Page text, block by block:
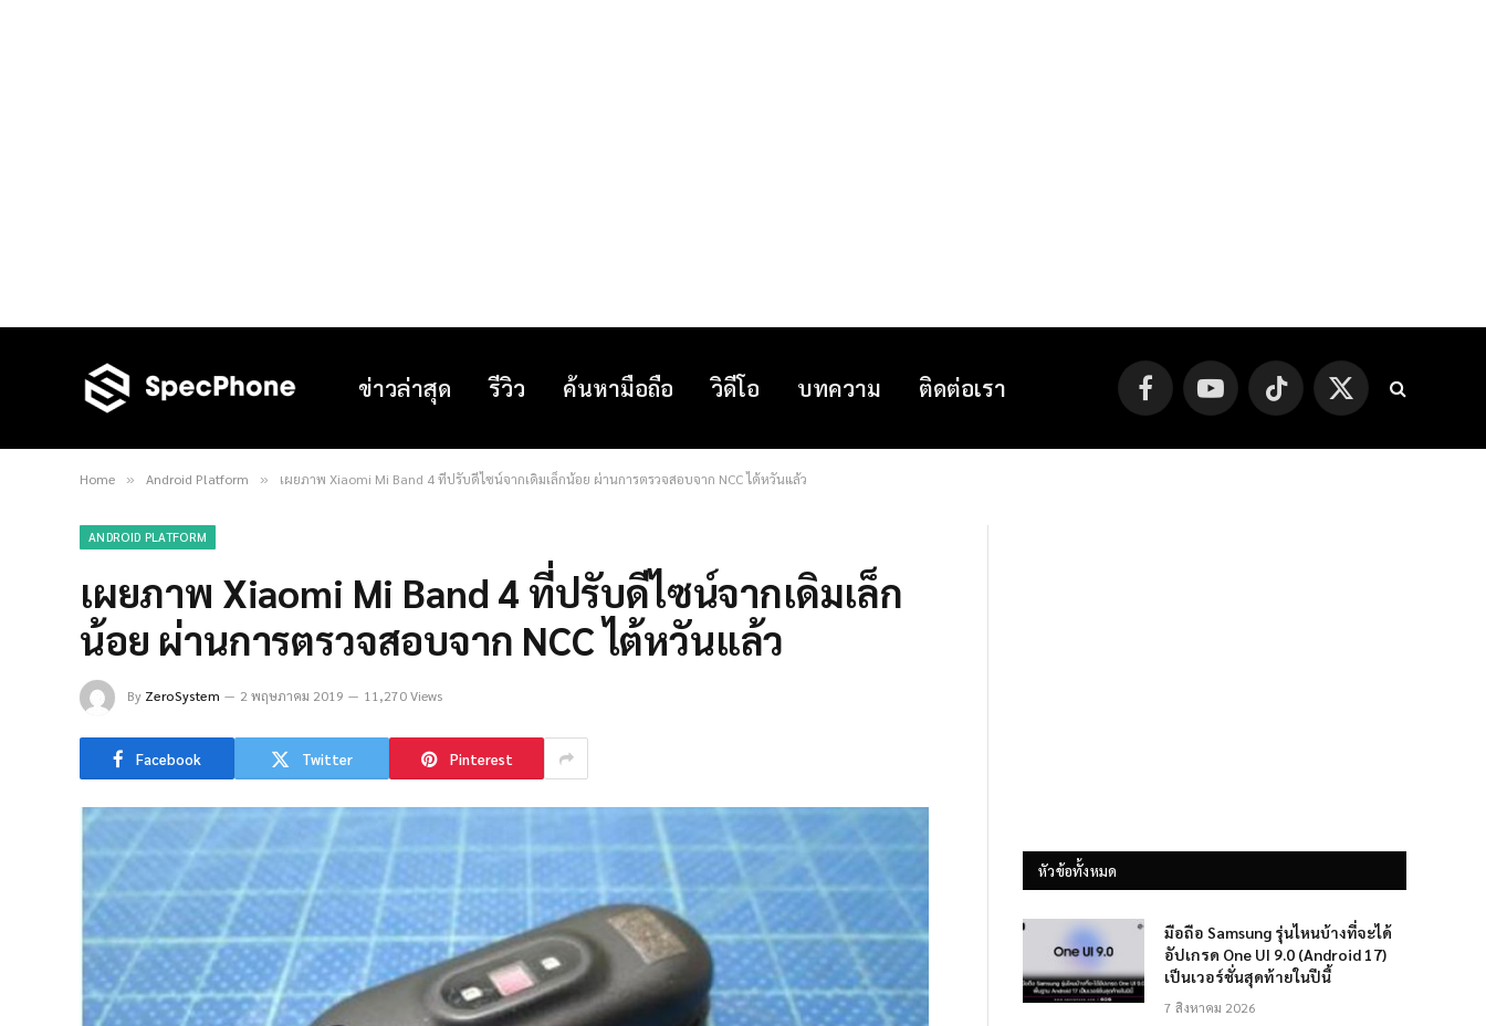
ข่าวล่าสุด รีวิว ค้นหามือถือ วิดีโอ บทความ ติดต่อเรา FacebookYouTube TikTok
X
(Twitter)
Home » Android Platform » เผยภาพ Xiaomi Mi Band 4 ที่ปรับดีไซน์จากเดิมเล็กน้อย ผ่านการตรวจสอบจาก NCC ไต้หวันแล้ว
ANDROID PLATFORM
เผยภาพ Xiaomi Mi Band 4 ที่ปรับดีไซน์จากเดิมเล็ก
น้อย ผ่านการตรวจสอบจาก NCC ไต้หวันแล้ว
By ZeroSystem 2 พฤษภาคม 2019 11,270 Views
Facebook Twitter Pinterest
หัวข้อทั้งหมด
มือถือ Samsung รุ่นไหนบ้างที่จะได้
อัปเกรด One UI 9.0 (Android 17)
เป็นเวอร์ชั่นสุดท้ายในปีนี้
7 สิงหาคม 2026